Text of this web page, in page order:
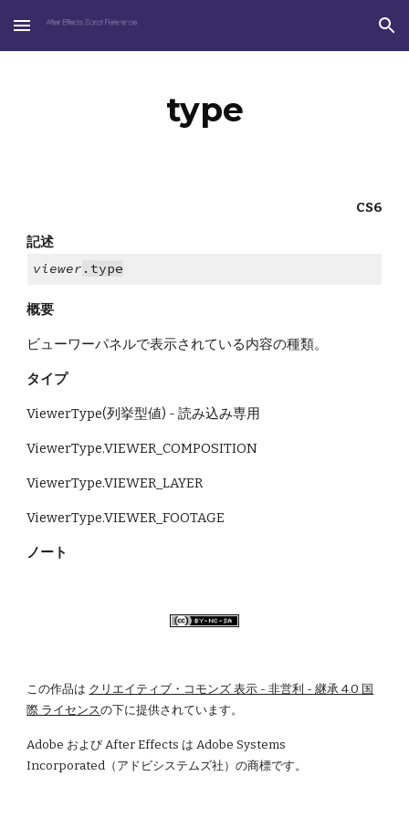
Skip to main content Skip to navigation
type
CS6
記述
viewer .type
概要
ビューワーパネルで表示されている内容の種類。
タイプ
ViewerType(列挙型値) - 読み込み専用
ViewerType.VIEWER_COMPOSITION
ViewerType.VIEWER_LAYER
ViewerType.VIEWER_FOOTAGE
ノート
この作品は クリエイティブ・コモンズ 表示 - 非営利 - 継承 4.0 国
際 ライセンスの下に提供されています。
Adobe および After Effects は Adobe Systems
Incorporated（アドビシステムズ社）の商標です。